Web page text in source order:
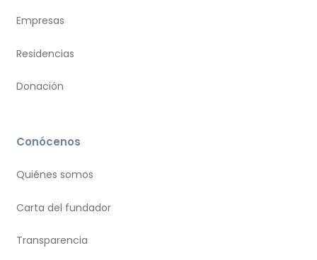
Empresas
Residencias
Donación
Conócenos
Quiénes somos
Carta del fundador
Transparencia